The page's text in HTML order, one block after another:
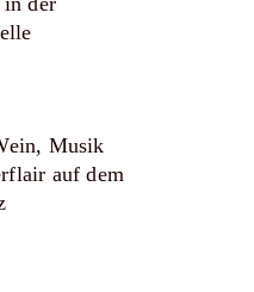
Musik
auf dem